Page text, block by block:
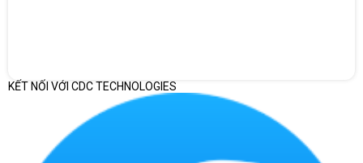
KẾT NỐI VỚI CDC TECHNOLOGIES